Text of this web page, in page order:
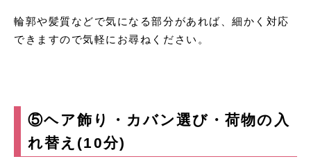
輪郭や髪質などで気になる部分があれば、細かく対応
できますので気軽にお尋ねください。
⑤ヘア飾り・カバン選び・荷物の入
れ替え(10分)